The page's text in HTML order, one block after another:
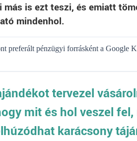
is ezt teszi, és emiatt
mindenhol.
preferált pénzügyi forrásként a Google
tervezel
mit és hol veszel
karácsony